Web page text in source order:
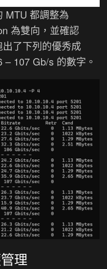
MTU 都調整為
為雙向，並確認
了下列的優秀成
107 Gb/s 的數字。
理